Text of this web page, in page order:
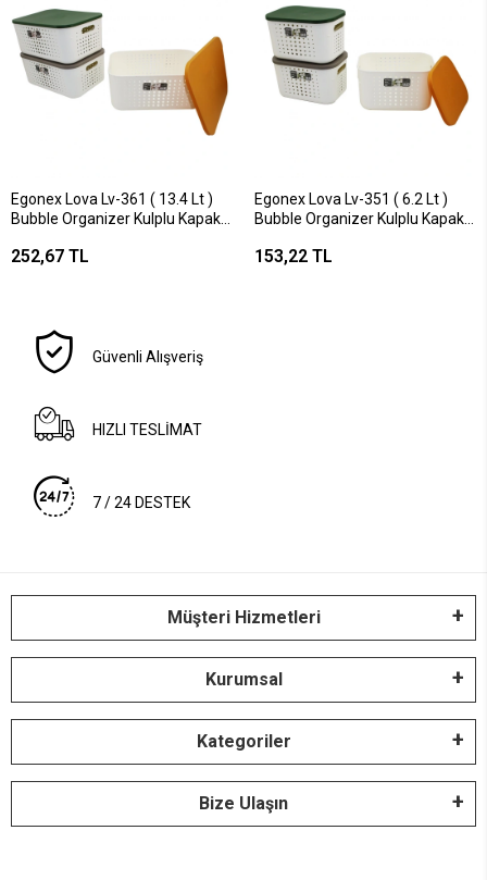
Egonex Lova Lv-361 ( 13.4 Lt )
Bubble Organizer Kulplu Kapaklı
26.1x37.4x16.4cm*12=k
252,67 TL
Egonex Lova Lv-351 ( 6.2 Lt )
Bubble Organizer Kulplu Kapaklı
26.9x18.7x8.2cm*12=k
153,22 TL
Güvenli Alışveriş
HIZLI TESLİMAT
7 / 24 DESTEK
Müşteri Hizmetleri
Kurumsal
Kategoriler
Bize Ulaşın